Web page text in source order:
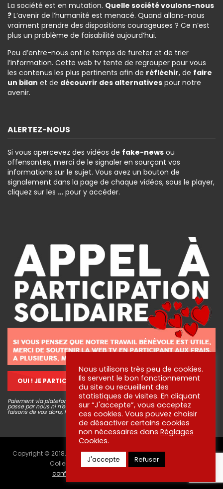
La société est en mutation. Quelle société voulons-nous
? L’avenir de l’humanité est menacé. Quand allons-nous
vraiment prendre des dispositions courageuses ? Ce n’est
plus un problème de faisabilité aujourd’hui.
Peu d’entre-nous ont le temps de fureter et de trier
l’information. Cette web tv tente de regrouper pour vous
les contenus les plus pertinents afin de réfléchir, de faire
un bilan et de découvrir des alternatives pour notre
avenir.
ALERTEZ-NOUS
Si vous apercevez des vidéos de fake-news ou
offensantes, merci de le signaler en sourçant vos
informations sur le sujet. Vous avez un bouton de
signalement dans la page de chaque vidéos, sous le player,
cliquez sur les … pour y accéder.
OUI ! JE PARTICIPE !
Paiement via plateforme sécurisé STRIPE, aucune information bancaire ne
passe par nous ni n’est conservée. Pour en savoir plus sur ce que nous
faisons de vos dons, lisez nos engagements!
Copyright © 2018. Tous droits réservés aux créateurs des vidéos -
Collectif citoyens bénévoles ⎜Politique de
confidentialité
Nous utilisons très peu de cookies.
Ils servent le bon fonctionnement
du site ou recueillent des
statistiques de visites. En cliquant
sur “J'accepte”, vous acceptez
ces cookies. Vous pouvez choisir
de désactiver certains cookies
non nécessaires dans Réglages
Cookies.
J'accepte Refuser